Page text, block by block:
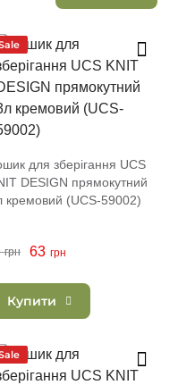
для зберігання UCS
DESIGN прямокутний
кремовий (UCS-59002)
грн 63 грн
Купити